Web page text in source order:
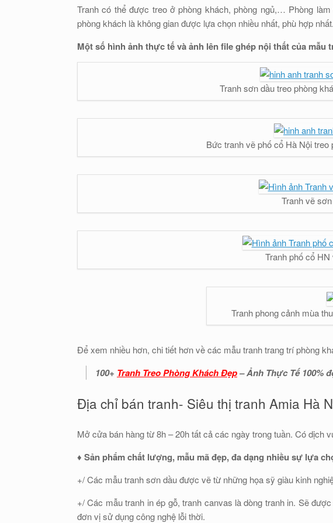
Tranh có thể được treo ở phòng khách, phòng ngủ,… Phòng
phòng khách là không gian được lựa chọn nhiều nhất, phù hợp
Một số hình ảnh thực tế và ảnh lên file ghép nội thất của mẫu
Tranh sơn dầu treo phòng
Bức tranh vẽ phố cổ Hà Nội
Tranh vẽ
Tranh phố cổ
Tranh phong cảnh mùa
Để xem nhiều hơn, chi tiết hơn về các mẫu tranh trang trí phòng
100+ Tranh Treo Phòng Khách Đẹp– Ảnh Thực Tế 100%
Địa chỉ bán tranh- Siêu thị tranh Amia Hà
Mở cửa bán hàng từ 8h – 20h tất cả các ngày trong tuần. Có dịch
♦ Sản phẩm chất lượng, mẫu mã đẹp, đa dạng nhiều sự lựa
+/ Các mẫu tranh sơn dầu được vẽ từ những họa sỹ giàu kinh
+/ Các mẫu tranh in ép gỗ, tranh canvas là dòng tranh in. Sẽ
đơn vị sử dụng công nghệ lỗi thời.